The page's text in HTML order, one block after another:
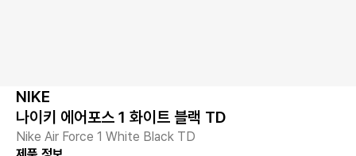
NIKE
나이키 에어포스 1 화이트 블랙 TD
Nike Air Force 1 White Black TD